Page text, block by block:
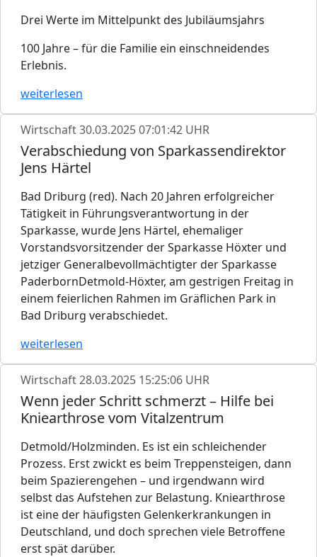
Drei Werte im Mittelpunkt des Jubiläumsjahrs
100 Jahre – für die Familie ein einschneidendes
Erlebnis.
weiterlesen
Wirtschaft30.03.2025 07:01:42 UHR
Verabschiedung von Sparkassendirektor
Jens Härtel
Bad Driburg (red). Nach 20 Jahren erfolgreicher
Tätigkeit in Führungsverantwortung in der
Sparkasse, wurde Jens Härtel, ehemaliger
Vorstandsvorsitzender der Sparkasse Höxter und
jetziger Generalbevollmächtigter der Sparkasse
PaderbornDetmold-Höxter, am gestrigen Freitag in
einem feierlichen Rahmen im Gräflichen Park in
Bad Driburg verabschiedet.
weiterlesen
Wirtschaft28.03.2025 15:25:06 UHR
Wenn jeder Schritt schmerzt – Hilfe bei
Kniearthrose vom Vitalzentrum
Detmold/Holzminden. Es ist ein schleichender
Prozess. Erst zwickt es beim Treppensteigen, dann
beim Spazierengehen – und irgendwann wird
selbst das Aufstehen zur Belastung. Kniearthrose
ist eine der häufigsten Gelenkerkrankungen in
Deutschland, und doch sprechen viele Betroffene
erst spät darüber.